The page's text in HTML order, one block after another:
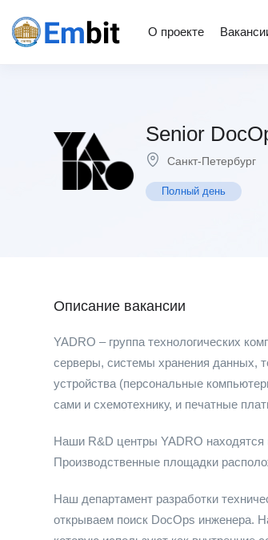
О проекте
Senior
Санкт-Петербург
Полный день
Описание вакансии
YADRO – группа технологических
серверы, системы хранения данных,
устройства (персональные
сами и схемотехнику, и печатные
Наши R&D центры YADRO
Производственные площадки
Наш департамент разработки
открываем поиск DocOps инженера.